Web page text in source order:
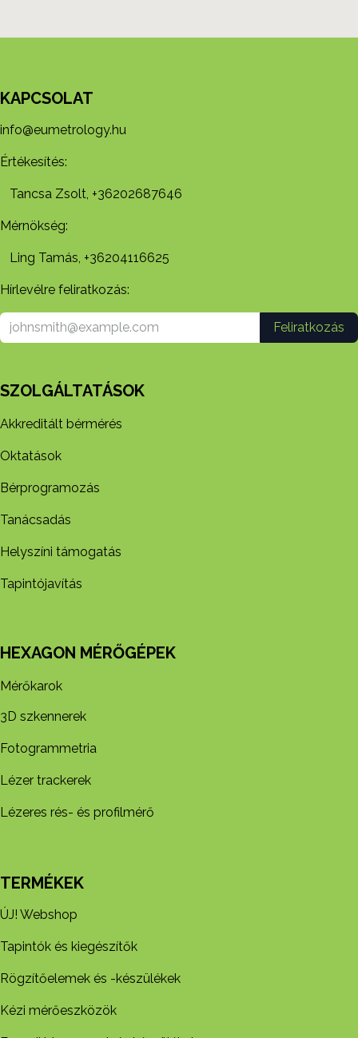
KAPCSOLAT
info@eumetrology.hu
Értékesítés:
Tancsa Zsolt, +36202687646
Mérnökség:
Ling Tamás, +36204116625
Hírlevélre feliratkozás:
Feliratkozás
SZOLGÁLTATÁSOK
Akkreditált bérmérés
Oktatások
Bérprogramozás
Tanácsadás
Helyszíni támogatás
Tapintójavítás
HEXAGON MÉRŐGÉPEK
Mérőkarok
3D szkennerek
Fotogrammetria
Lézer trackerek
Lézeres rés- és profilmérő
TERMÉKEK
ÚJ! Webshop
Tapintók és kiegészítők
Rögzítőelemek és -készül​ékek
Kézi mérőeszközök